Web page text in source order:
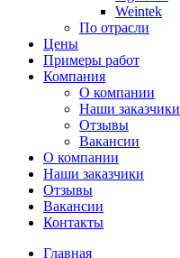
Weintek
По отрасли
Цены
Примеры работ
Компания
О компании
Наши заказчики
Отзывы
Вакансии
О компании
Наши заказчики
Отзывы
Вакансии
Контакты
Главная